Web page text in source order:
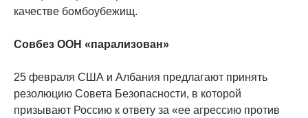
качестве бомбоубежищ.
Совбез ООН «парализован»
25 февраля США и Албания предлагают принять
резолюцию Совета Безопасности, в которой
призывают Россию к ответу за «ее агрессию против